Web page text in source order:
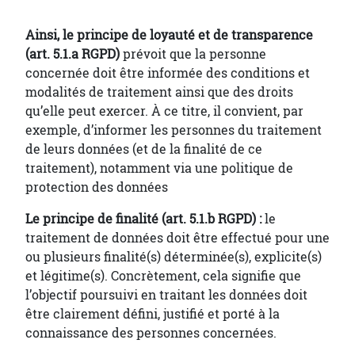
Ainsi, le principe de loyauté et de transparence
(art. 5.1.a RGPD)prévoit que la personne
concernée doit être informée des conditions et
modalités de traitement ainsi que des droits
qu’elle peut exercer. À ce titre, il convient, par
exemple, d’informer les personnes du traitement
de leurs données (et de la finalité de ce
traitement), notamment via une politique de
protection des données
Le principe de finalité (art. 5.1.b RGPD) :le
traitement de données doit être effectué pour une
ou plusieurs finalité(s) déterminée(s), explicite(s)
et légitime(s). Concrètement, cela signifie que
l’objectif poursuivi en traitant les données doit
être clairement défini, justifié et porté à la
connaissance des personnes concernées.